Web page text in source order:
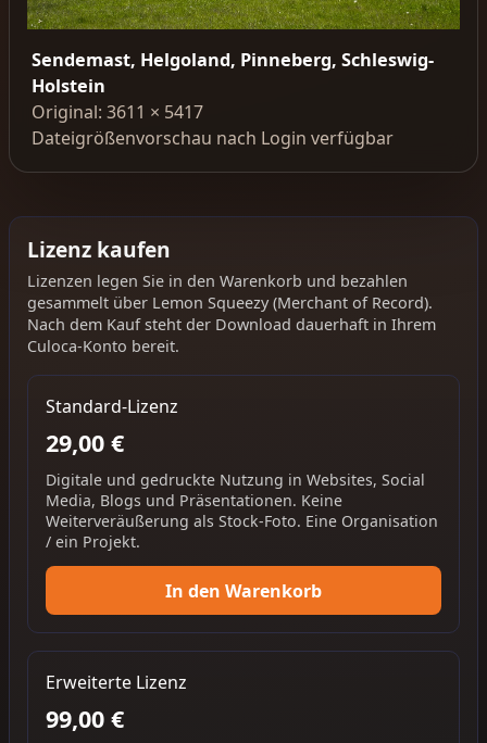
Sendemast, Helgoland, Pinneberg, Schleswig-
Holstein
Original: 3611 × 5417
Dateigrößenvorschau nach Login verfügbar
Lizenz kaufen
Lizenzen legen Sie in den Warenkorb und bezahlen
gesammelt über Lemon Squeezy (Merchant of Record).
Nach dem Kauf steht der Download dauerhaft in Ihrem
Culoca-Konto bereit.
Standard-Lizenz
29,00 €
Digitale und gedruckte Nutzung in Websites, Social
Media, Blogs und Präsentationen. Keine
Weiterveräußerung als Stock-Foto. Eine Organisation
/ ein Projekt.
In den Warenkorb
Erweiterte Lizenz
99,00 €